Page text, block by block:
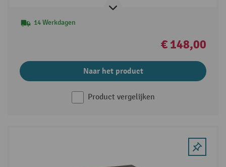
14 Werkdagen
€ 148,00
Naar het product
Product vergelijken